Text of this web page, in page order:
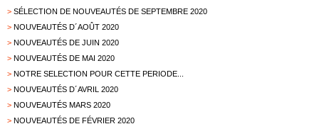
> SÉLECTION DE NOUVEAUTÉS DE SEPTEMBRE 2020
> NOUVEAUTÉS D´AOÛT 2020
> NOUVEAUTÉS DE JUIN 2020
> NOUVEAUTÉS DE MAI 2020
> NOTRE SELECTION POUR CETTE PERIODE...
> NOUVEAUTÉS D´AVRIL 2020
> NOUVEAUTÉS MARS 2020
> NOUVEAUTÉS DE FÉVRIER 2020